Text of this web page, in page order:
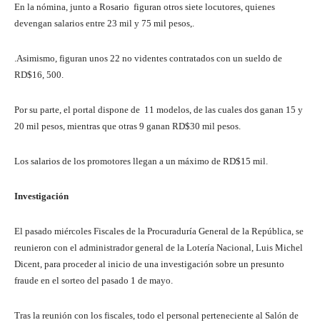
En la nómina, junto a Rosario figuran otros siete locutores, quienes
devengan salarios entre 23 mil y 75 mil pesos,.
.Asimismo, figuran unos 22 no videntes contratados con un sueldo de
RD$16, 500.
Por su parte, el portal dispone de 11 modelos, de las cuales dos ganan 15 y
20 mil pesos, mientras que otras 9 ganan RD$30 mil pesos.
Los salarios de los promotores llegan a un máximo de RD$15 mil.
Investigación
El pasado miércoles Fiscales de la Procuraduría General de la República, se
reunieron con el administrador general de la Lotería Nacional, Luis Michel
Dicent, para proceder al inicio de una investigación sobre un presunto
fraude en el sorteo del pasado 1 de mayo.
Tras la reunión con los fiscales, todo el personal perteneciente al Salón de